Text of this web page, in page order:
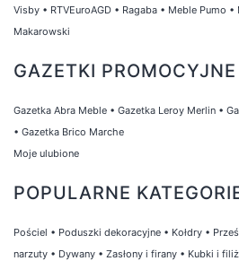
Visby • RTVEuroAGD • Ragaba • Meble Pumo •
Makarowski
GAZETKI PROMOCYJNE
Gazetka Abra Meble • Gazetka Leroy Merlin •
• Gazetka Brico Marche
Moje ulubione
POPULARNE
Pościel • Poduszki dekoracyjne • Kołdry •
narzuty • Dywany • Zasłony i firany • Kubki i